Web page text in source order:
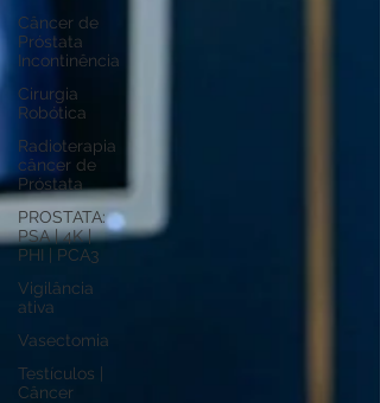
Câncer de
Próstata
Incontinência
Cirurgia
Robótica
Radioterapia
câncer de
Próstata
PROSTATA:
PSA | 4K |
PHI | PCA3
Vigilância
ativa
Vasectomia
Testículos |
Câncer